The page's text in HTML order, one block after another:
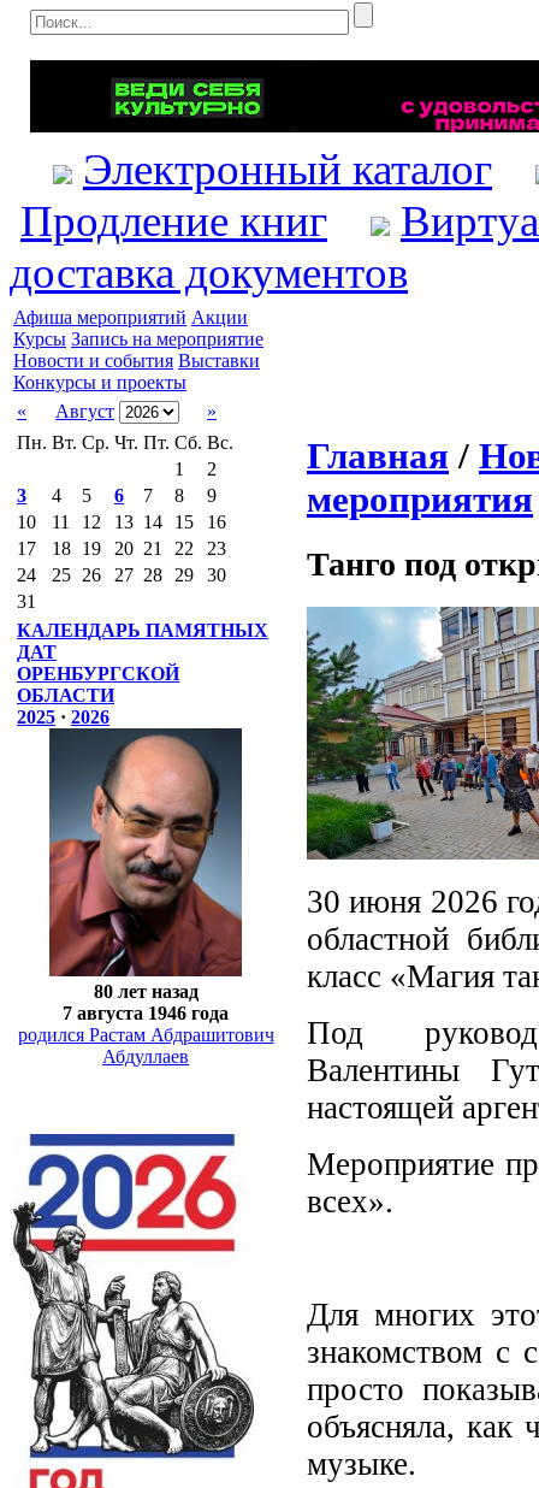
Электронный каталог
Продление книг
доставка документов
Афиша мероприятий Акции
Курсы Запись на мероприятие
Новости и события Выставки
Конкурсы и проекты
«
Август
»
Пн. Вт. Ср. Чт. Пт. Сб. Вс.
1
2
3
4 5 6 7 8
9
10
11 12 13 14 15
16
17
18 19 20 21 22
23
24
25 26 27 28 29
30
31
КАЛЕНДАРЬ ПАМЯТНЫХ
ДАТ
ОРЕНБУРГСКОЙ
ОБЛАСТИ
2025 · 2026
80 лет назад
7 августа 1946 года
родился Растам Абдрашитович
Абдуллаев
Главная /
мероприятия
Танго под
30 июня 2026
областной
класс «Магия
Под
Валентины
настоящей
Мероприятие
всех».
Для многих
знакомством с
просто
объясняла, как
музыке.